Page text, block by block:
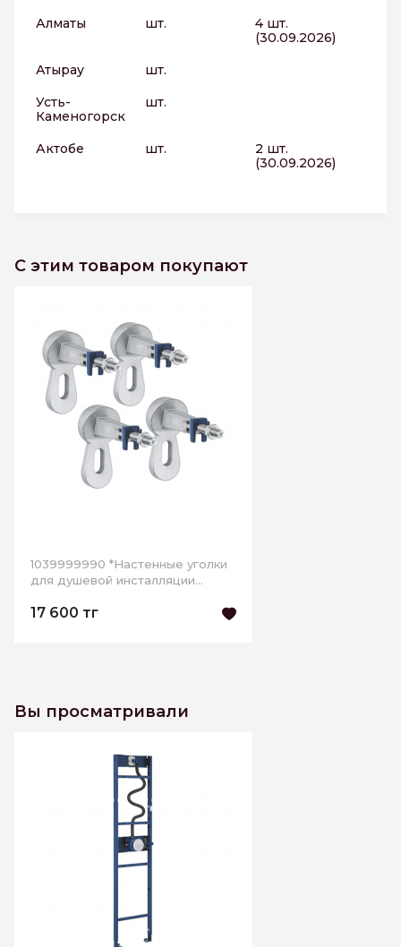
Алматы
шт.
4 шт.
(30.09.2026)
Атырау
шт.
Усть-
Каменогорск
шт.
Актобе шт.
2 шт.
(30.09.2026)
С этим товаром покупают
1039999990 *Настенные уголки
для душевой инсталляции
17 600 тг
Вы просматривали